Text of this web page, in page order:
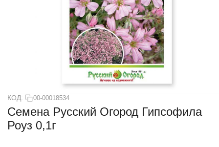
КОД: 00-00018534
Семена Русский Огород Гипсофила
Роуз 0,1г